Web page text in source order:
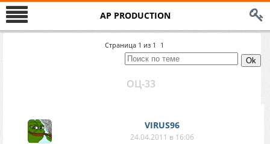
AP PRODUCTION
Страница 1 из 1 1
ОЦ-33
VIRUS96
24.04.2011 в 16:06